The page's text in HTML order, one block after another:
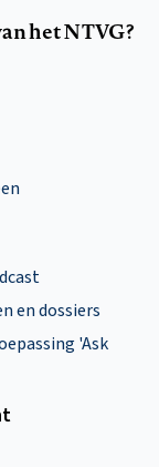
het NTVG?
en dossiers
'Ask